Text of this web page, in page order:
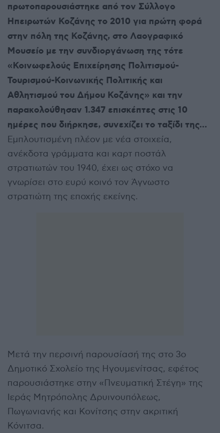
πρωτοπαρουσιάστηκε από τον Σύλλογο
Ηπειρωτών Κοζάνης το 2010 για πρώτη φορά
στην πόλη της Κοζάνης, στο Λαογραφικό
Μουσείο με την συνδιοργάνωση της τότε
«Κοινωφελούς Επιχείρησης Πολιτισμού-
Τουρισμού-Κοινωνικής Πολιτικής και
Αθλητισμού του Δήμου Κοζάνης» και την
παρακολούθησαν 1.347 επισκέπτες στις 10
ημέρες που διήρκησε, συνεχίζει το ταξίδι της…
Εμπλουτισμένη πλέον με νέα στοιχεία,
ανέκδοτα γράμματα και καρτ ποστάλ
στρατιωτών του 1940, έχει ως στόχο να
γνωρίσει στο ευρύ κοινό τον Άγνωστο
στρατιώτη της εποχής εκείνης.
Μετά την περσινή παρουσίασή της στο 3ο
Δημοτικό Σχολείο της Ηγουμενίτσας, εφέτος
παρουσιάστηκε στην «Πνευματική Στέγη» της
Ιεράς Μητρόπολης Δρυινουπόλεως,
Πωγωνιανής και Κονίτσης στην ακριτική
Κόνιτσα.